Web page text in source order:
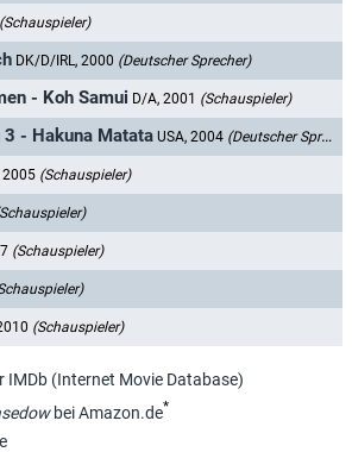
(Schauspieler)
DK/D/IRL, 2000 (Deutscher Sprecher)
- Koh Samui D/A, 2001 (Schauspieler)
3 - Hakuna Matata USA, 2004 (Deutscher Sprecher)
2005 (Schauspieler)
(Schauspieler)
(Schauspieler)
IMDb (Internet Movie Database)
bei Amazon.de*